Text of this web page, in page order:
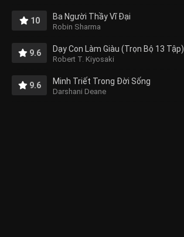
10 Ba Người Thầy Vĩ Đại
Robin Sharma
9.6 Dạy Con Làm Giàu (Trọn Bộ 13 Tập)
Robert T. Kiyosaki
9.6 Minh Triết Trong Đời Sống
Darshani Deane